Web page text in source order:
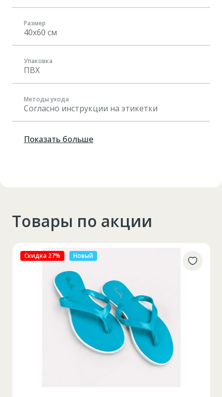
Размер
40x60 см
Упаковка
ПВХ
Методы ухода
Согласно инструкции на этикетки
Показать больше
Товары по акции
Скидка 27% Новый